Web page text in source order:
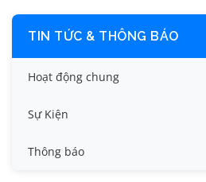
TIN TỨC & THÔNG BÁO
Hoạt động chung
Tin công tác sinh viên
Tin đào tạo
Sự Kiện
Thông báo